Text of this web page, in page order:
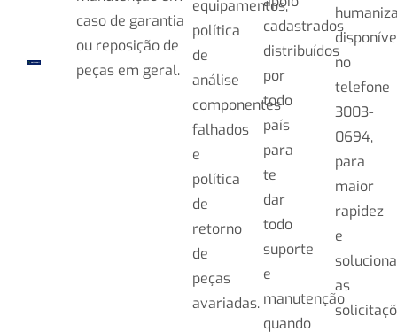
caso de garantia
ou reposição de
peças em geral.
equipamentos,
política
de
análise
componentes
falhados
e
política
de
retorno
de
peças
avariadas.
cadastrados
distribuídos
por
todo
país
para
te
dar
todo
suporte
e
manutenção
quando
no
telefone
3003-
0694,
para
maior
rapidez
e
as